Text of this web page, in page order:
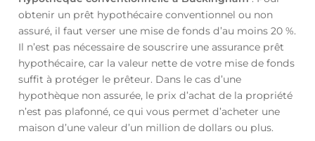
obtenir un prêt hypothécaire conventionnel ou non
assuré, il faut verser une mise de fonds d’au moins 20 %.
Il n’est pas nécessaire de souscrire une assurance prêt
hypothécaire, car la valeur nette de votre mise de fonds
suffit à protéger le prêteur. Dans le cas d’une
hypothèque non assurée, le prix d’achat de la propriété
n’est pas plafonné, ce qui vous permet d’acheter une
maison d’une valeur d’un million de dollars ou plus.